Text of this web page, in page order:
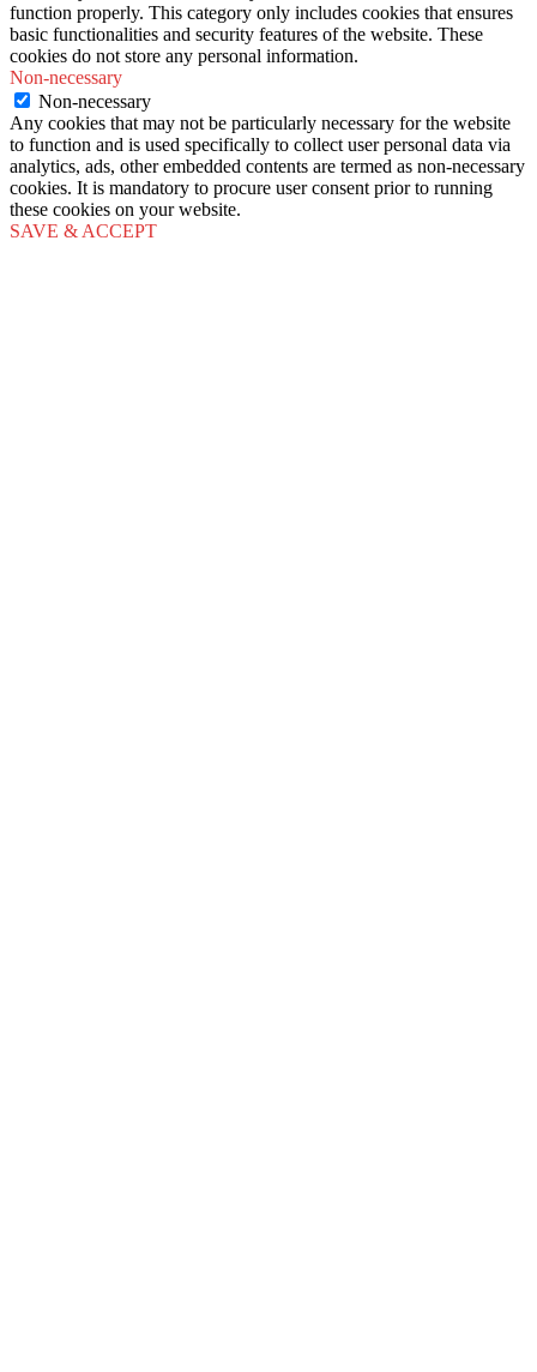
function properly. This category only includes cookies that ensures
basic functionalities and security features of the website. These
cookies do not store any personal information.
Non-necessary
Non-necessary
Any cookies that may not be particularly necessary for the website
to function and is used specifically to collect user personal data via
analytics, ads, other embedded contents are termed as non-necessary
cookies. It is mandatory to procure user consent prior to running
these cookies on your website.
SAVE & ACCEPT